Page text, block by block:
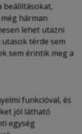
beállításokat,
hárman
lehet utazni
térde sem
sem érintik meg a
funkcióval, és
jól látható
egység